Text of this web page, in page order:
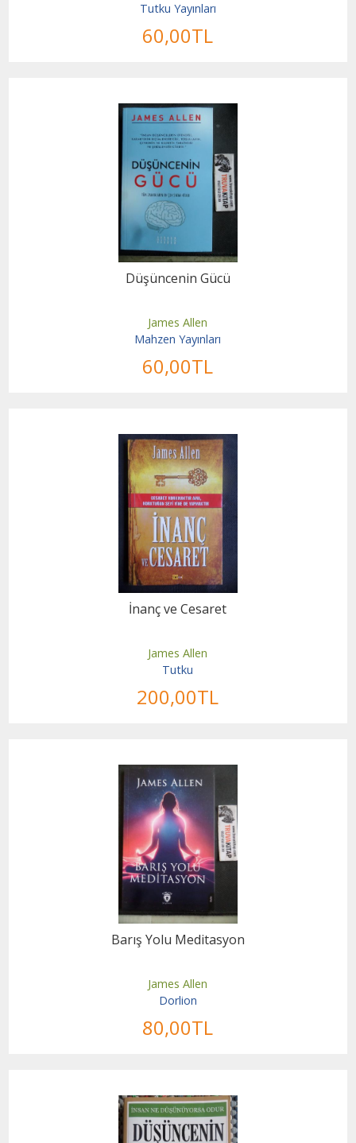
Tutku Yayınları
60,00TL
Düşüncenin Gücü
James Allen
Mahzen Yayınları
60,00TL
İnanç ve Cesaret
James Allen
Tutku
200,00TL
Barış Yolu Meditasyon
James Allen
Dorlion
80,00TL